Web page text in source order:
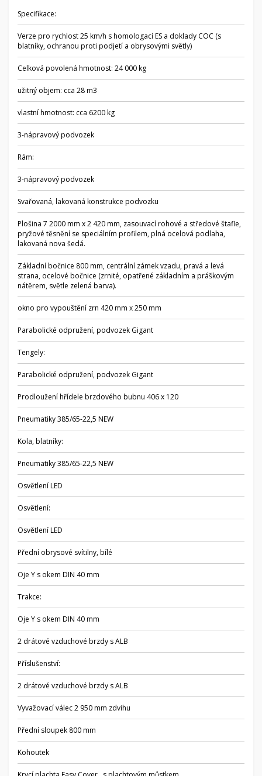
Specifikace:
Verze pro rychlost 25 km/h s homologací ES a doklady COC (s
blatníky, ochranou proti podjetí a obrysovými světly)
Celková povolená hmotnost: 24 000 kg
užitný objem: cca 28 m3
vlastní hmotnost: cca 6200 kg
3-nápravový podvozek
Rám:
3-nápravový podvozek
Svařovaná, lakovaná konstrukce podvozku
Plošina 7 2000 mm x 2 420 mm, zasouvací rohové a středové štafle,
pryžové těsnění se speciálním profilem, plná ocelová podlaha,
lakovaná nova šedá.
Základní bočnice 800 mm, centrální zámek vzadu, pravá a levá
strana, ocelové bočnice (zrnité, opatřené základním a práškovým
nátěrem, světle zelená barva).
okno pro vypouštění zrn 420 mm x 250 mm
Parabolické odpružení, podvozek Gigant
Tengely:
Parabolické odpružení, podvozek Gigant
Prodloužení hřídele brzdového bubnu 406 x 120
Pneumatiky 385/65-22,5 NEW
Kola, blatníky:
Pneumatiky 385/65-22,5 NEW
Osvětlení LED
Osvětlení:
Osvětlení LED
Přední obrysové svítilny, bílé
Oje Y s okem DIN 40 mm
Trakce:
Oje Y s okem DIN 40 mm
2 drátové vzduchové brzdy s ALB
Příslušenství:
2 drátové vzduchové brzdy s ALB
Vyvažovací válec 2 950 mm zdvihu
Přední sloupek 800 mm
Kohoutek